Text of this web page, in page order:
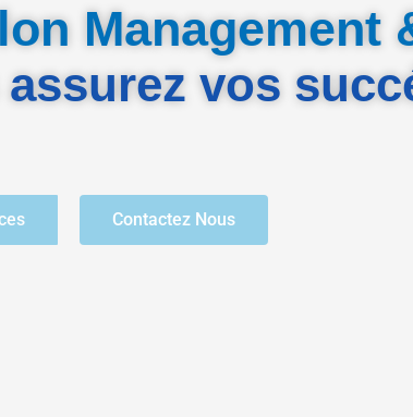
Management
vos
Contactez Nous